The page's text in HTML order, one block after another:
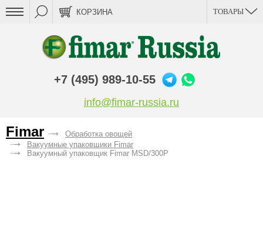
ТОВАРЫ
КОРЗИНА
+7 (495) 989-10-55
info@fimar-russia.ru
Fimar
Обработка овощей
Вакуумные упаковщики Fimar
Вакуумный упаковщик Fimar MSD/300P